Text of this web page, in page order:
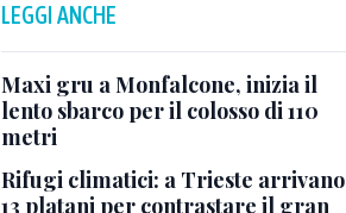
LEGGI ANCHE
Maxi gru a Monfalcone, inizia il
lento sbarco per il colosso di 110
metri
Rifugi climatici: a Trieste arrivano
13 platani per contrastare il gran